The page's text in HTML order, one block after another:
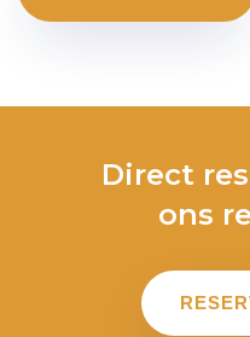
Direct
ons